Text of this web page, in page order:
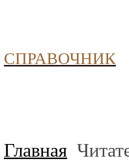
СПРАВОЧНИК
Главная